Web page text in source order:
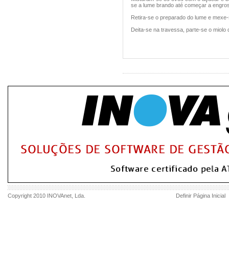
se a lume brando até começar a
Retira-se o preparado do lume e
Deita-se na travessa, parte-se o
Copyright 2010 INOVAnet , Lda. Definir Página Inicial